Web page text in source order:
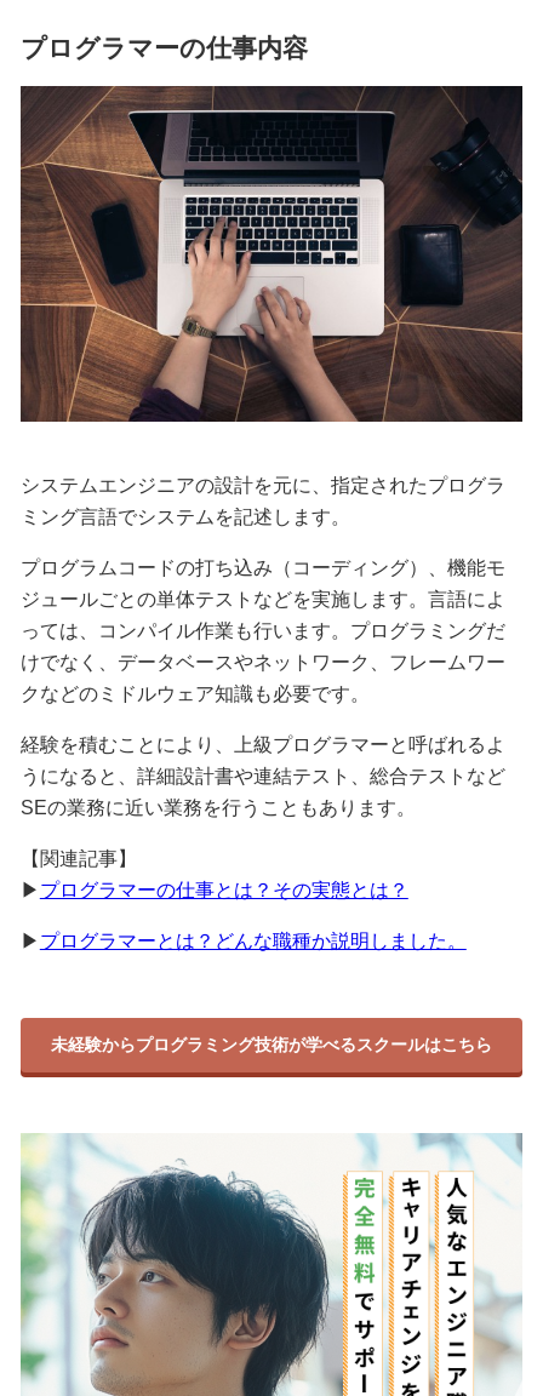
プログラマーの仕事内容
システムエンジニアの設計を元に、指定されたプログラ
ミング言語でシステムを記述します。
プログラムコードの打ち込み（コーディング）、機能モ
ジュールごとの単体テストなどを実施します。言語によ
っては、コンパイル作業も行います。プログラミングだ
けでなく、データベースやネットワーク、フレームワー
クなどのミドルウェア知識も必要です。
経験を積むことにより、上級プログラマーと呼ばれるよ
うになると、詳細設計書や連結テスト、総合テストなど
SEの業務に近い業務を行うこともあります。
【関連記事】
▶ プログラマーの仕事とは？その実態とは？
▶ プログラマーとは？どんな職種か説明しました。
未経験からプログラミング技術が学べるスクールはこちら